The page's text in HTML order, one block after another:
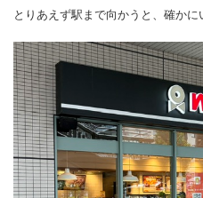
とりあえず駅まで向かうと、確かに